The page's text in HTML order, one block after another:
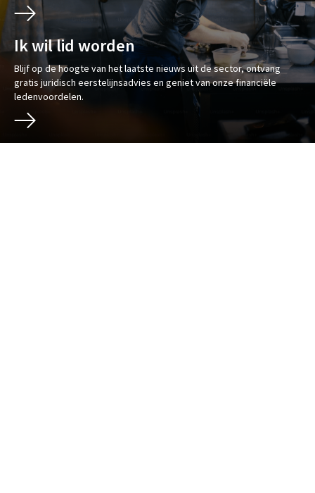
Ik wil lid worden
Blijf op de hoogte van het laatste nieuws uit de sector, ontvang
gratis juridisch eerstelijnsadvies en geniet van onze financiële
ledenvoordelen.